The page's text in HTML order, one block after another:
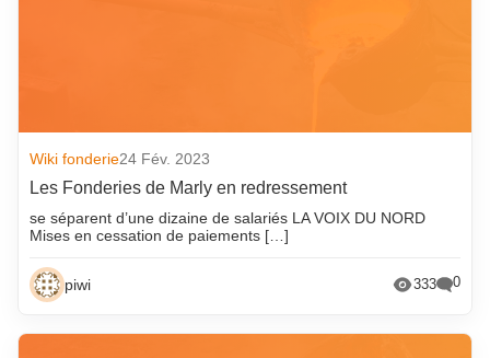
Wiki fonderie24 Fév. 2023
Les Fonderies de Marly en redressement
se séparent d’une dizaine de salariés LA VOIX DU NORD
Mises en cessation de paiements […]
piwi 333 0